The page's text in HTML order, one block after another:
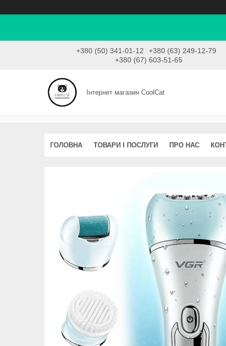
+380 (50) 341-01-12
+380 (63) 249-12-79
+380 (67) 603-51-65
Інтернет магазин CoolCat
ГОЛОВНА ТОВАРИ І ПОСЛУГИ ПРО НАС